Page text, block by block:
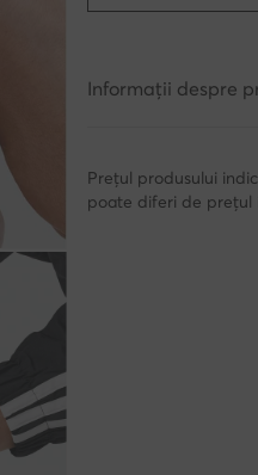
Informații despre
Prețul produsului
poate diferi de prețul